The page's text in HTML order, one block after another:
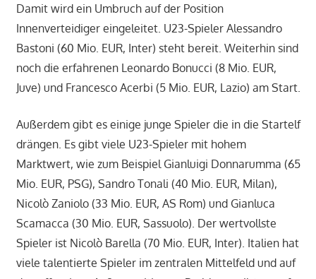
Damit wird ein Umbruch auf der Position
Innenverteidiger eingeleitet. U23-Spieler Alessandro
Bastoni (60 Mio. EUR, Inter) steht bereit. Weiterhin sind
noch die erfahrenen Leonardo Bonucci (8 Mio. EUR,
Juve) und Francesco Acerbi (5 Mio. EUR, Lazio) am Start.
Außerdem gibt es einige junge Spieler die in die Startelf
drängen. Es gibt viele U23-Spieler mit hohem
Marktwert, wie zum Beispiel Gianluigi Donnarumma (65
Mio. EUR, PSG), Sandro Tonali (40 Mio. EUR, Milan),
Nicolò Zaniolo (33 Mio. EUR, AS Rom) und Gianluca
Scamacca (30 Mio. EUR, Sassuolo). Der wertvollste
Spieler ist Nicolò Barella (70 Mio. EUR, Inter). Italien hat
viele talentierte Spieler im zentralen Mittelfeld und auf